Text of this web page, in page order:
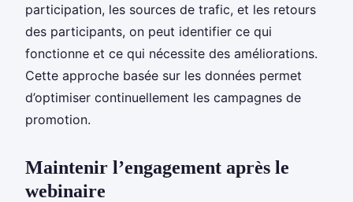
participation, les sources de trafic, et les retours
des participants, on peut identifier ce qui
fonctionne et ce qui nécessite des améliorations.
Cette approche basée sur les données permet
d’optimiser continuellement les campagnes de
promotion.
Maintenir l’engagement après le
webinaire